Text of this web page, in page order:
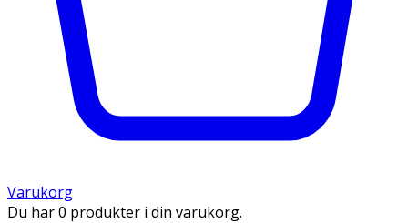
Varukorg
Du har 0 produkter i din varukorg.